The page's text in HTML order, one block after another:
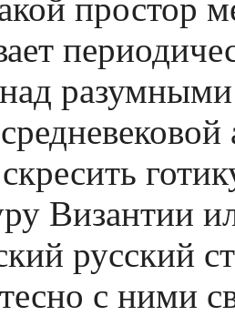
простор
Византии
русский
с ними